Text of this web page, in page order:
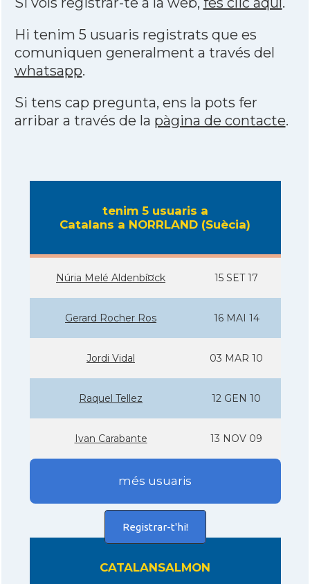
Hi tenim 5 usuaris registrats que es
comuniquen generalment a través del
whatsapp.
Si tens cap pregunta, ens la pots fer
arribar a través de la pàgina de contacte.
tenim 5 usuaris a
Catalans a NORRLAND (Suècia)
Núria Melé Aldenbí¤ck 15 SET 17
Gerard Rocher Ros 16 MAI 14
Jordi Vidal 03 MAR 10
Raquel Tellez 12 GEN 10
Ivan Carabante 13 NOV 09
més usuaris
Registrar-t'hi!
CATALANSALMON